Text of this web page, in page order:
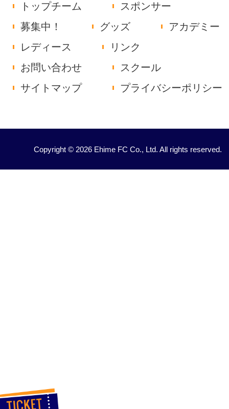
トップチーム
スポンサー
募集中！
グッズ
アカデミー
レディース
リンク
お問い合わせ
スクール
サイトマップ
プライバシーポリシー
Copyright © 2026 Ehime FC Co., Ltd. All rights reserved.